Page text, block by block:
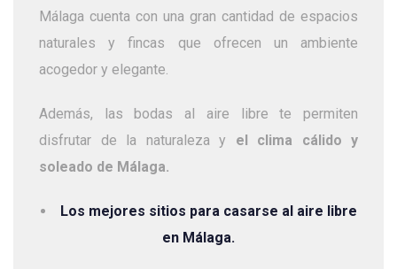
Málaga cuenta con una gran cantidad de espacios
naturales y fincas que ofrecen un ambiente
acogedor y elegante.
Además, las bodas al aire libre te permiten
disfrutar de la naturaleza y el clima cálido y
soleado de Málaga.
Los mejores sitios para casarse al aire libre
en Málaga.